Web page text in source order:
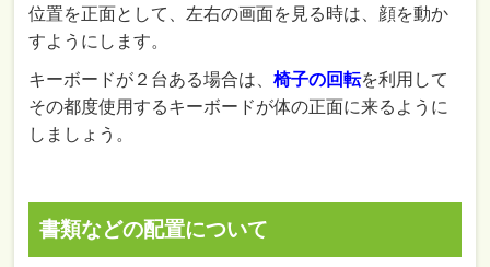
位置を正面として、左右の画面を見る時は、顔を動か
すようにします。
キーボードが２台ある場合は、椅子の回転を利用して
その都度使用するキーボードが体の正面に来るように
しましょう。
書類などの配置について